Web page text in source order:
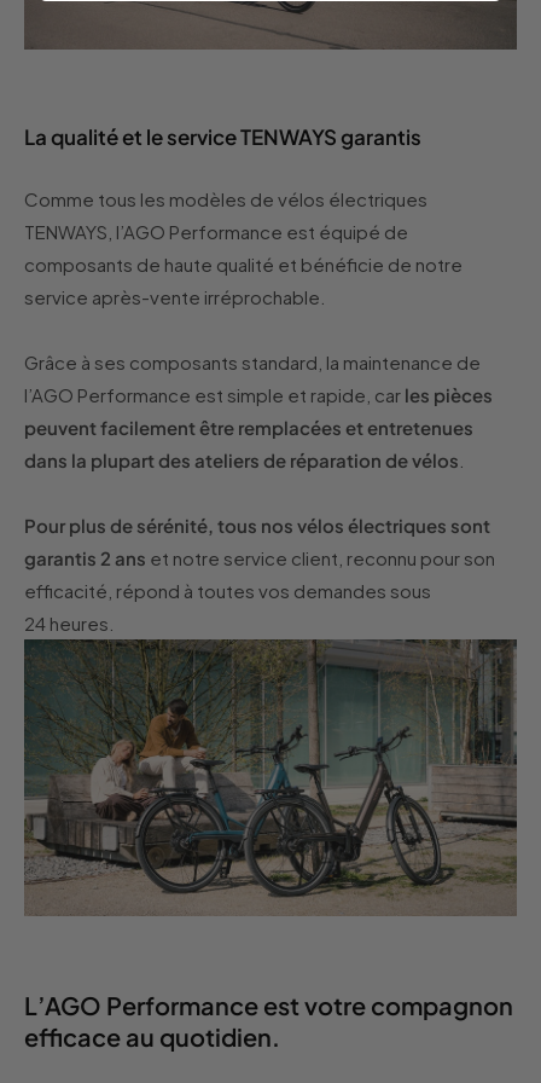
La qualité et le service TENWAYS garantis
Comme tous les modèles de vélos électriques
TENWAYS, l’AGO Performance est équipé de
composants de haute qualité et bénéficie de notre
service après-vente irréprochable.
Grâce à ses composants standard, la maintenance de
l’AGO Performance est simple et rapide, car les pièces
peuvent facilement être remplacées et entretenues
dans la plupart des ateliers de réparation de vélos
Pour plus de sérénité, tous nos vélos électriques sont
garantis 2 ans et notre service client, reconnu pour son
efficacité, répond à toutes vos demandes sous
24 heures.
L’AGO Performance est votre compagnon
efficace au quotidien.